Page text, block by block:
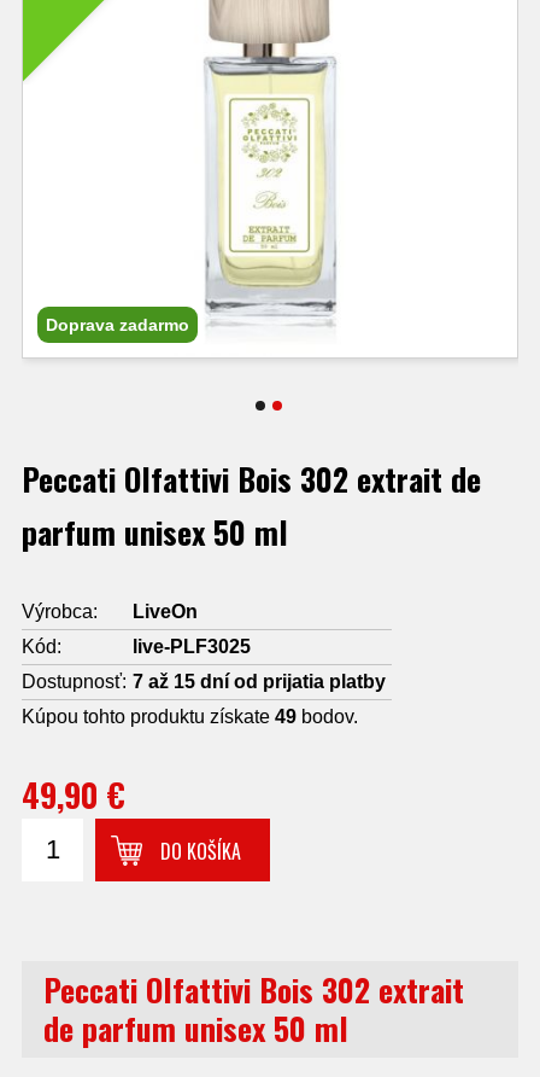
Doprava zadarmo
Peccati Olfattivi Bois 302 extrait de
parfum unisex 50 ml
Výrobca:
LiveOn
Kód:
live-PLF3025
Dostupnosť: 7 až 15 dní od prijatia platby
Kúpou tohto produktu získate 49 bodov.
49,90 €
DO KOŠÍKA
Peccati Olfattivi Bois 302 extrait
de parfum unisex 50 ml